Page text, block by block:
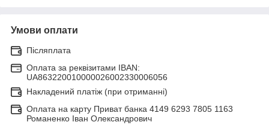
Умови оплати
Післяплата
Оплата за реквізитами IBAN:
UA863220010000026002330006056
Накладений платіж (при отриманні)
Оплата на карту Приват банка 4149 6293 7805 1163
Романенко Іван Олександрович